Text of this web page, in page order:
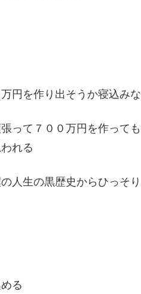
円を作り出そうか寝込み
って７００万円を作って
れる
人生の黒歴史からひっそ
る